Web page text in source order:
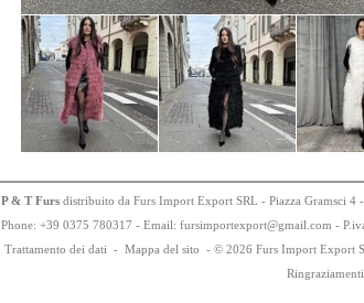
P & T Furs distribuito da Furs Import Export SRL - Piazza Gramsci 4
Phone: +39 0375 780317 - Email: fursimportexport@gmail.com -
Trattamento dei dati - Mappa del sito - © 2026 Furs Import Export
Ringraziamenti